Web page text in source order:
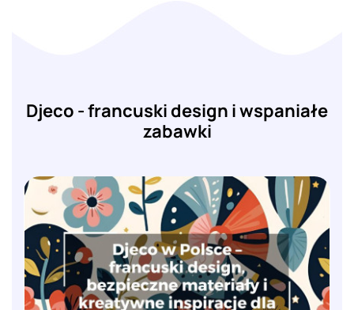
Djeco - francuski design i wspaniałe
zabawki